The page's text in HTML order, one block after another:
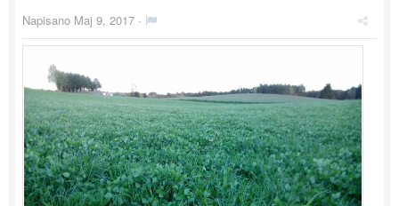
Napisano Maj 9, 2017 ·